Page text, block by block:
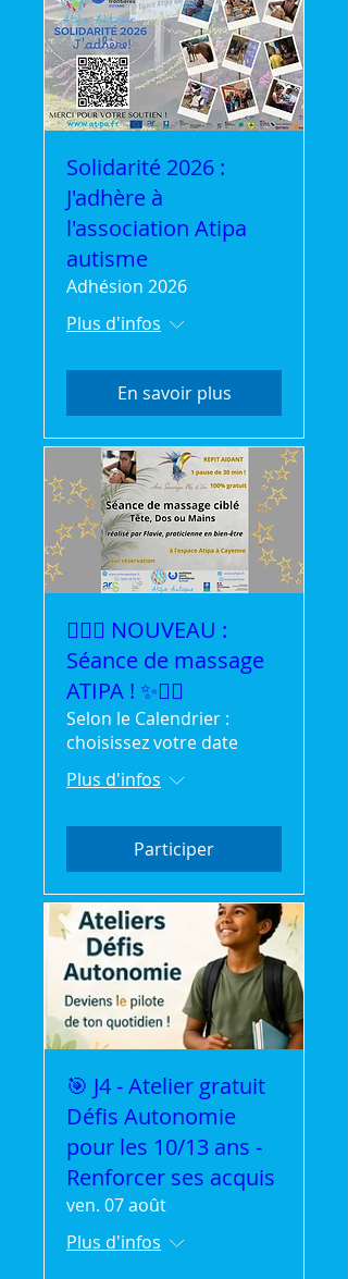
Solidarité 2026 :
J'adhère à
l'association Atipa
autisme
Adhésion 2026
Plus d'infos
En savoir plus
💆‍♀️✨ NOUVEAU :
Séance de massage
ATIPA ! ✨💆‍♂️
Selon le Calendrier :
choisissez votre date
Plus d'infos
Participer
🎯 J4 - Atelier gratuit
Défis Autonomie
pour les 10/13 ans -
Renforcer ses acquis
ven. 07 août
Plus d'infos